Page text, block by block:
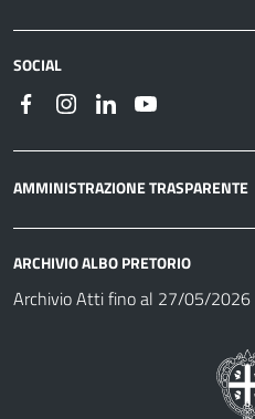
SOCIAL
AMMINISTRAZIONE TRASPARENTE
ARCHIVIO ALBO PRETORIO
Archivio Atti fino al 27/05/2026